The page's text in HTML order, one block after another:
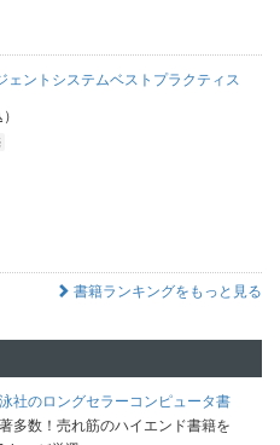
ェントシステムベストプラクティス
書籍ランキングをもっと見る
社のロングセラーコンピュータ書
多数！売れ筋のハイエンド書籍を